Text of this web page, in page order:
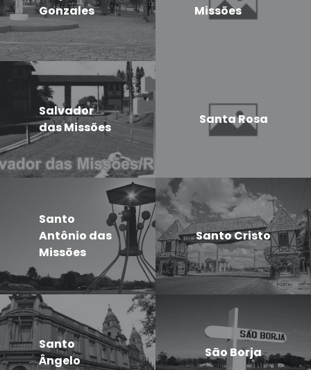
Gonzales
Missões
Salvador
das Missões
Santa Rosa
Santo
Antônio das
Missões
Santo Cristo
Santo
Ângelo
São Borja